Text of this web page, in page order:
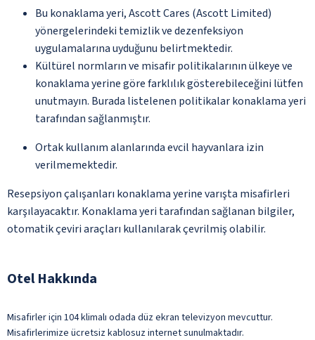
Bu konaklama yeri, Ascott Cares (Ascott Limited)
yönergelerindeki temizlik ve dezenfeksiyon
uygulamalarına uyduğunu belirtmektedir.
Kültürel normların ve misafir politikalarının ülkeye ve
konaklama yerine göre farklılık gösterebileceğini lütfen
unutmayın. Burada listelenen politikalar konaklama yeri
tarafından sağlanmıştır.
Ortak kullanım alanlarında evcil hayvanlara izin
verilmemektedir.
Resepsiyon çalışanları konaklama yerine varışta misafirleri
karşılayacaktır. Konaklama yeri tarafından sağlanan bilgiler,
otomatik çeviri araçları kullanılarak çevrilmiş olabilir.
Otel Hakkında
Misafirler için 104 klimalı odada düz ekran televizyon mevcuttur.
Misafirlerimize ücretsiz kablosuz internet sunulmaktadır.